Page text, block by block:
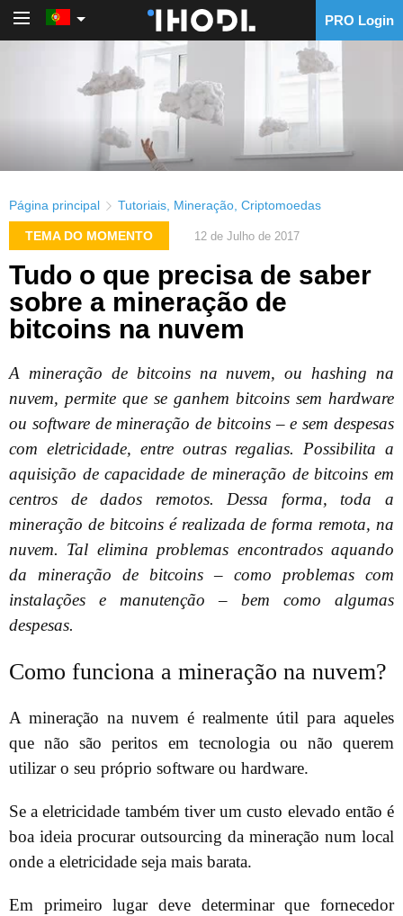
PRO Login
Página principal Tutoriais Mineração Criptomoedas
TEMA DO MOMENTO 12 de Julho de 2017
Tudo o que precisa de saber
sobre a mineração de
bitcoins na nuvem
A mineração de bitcoins na nuvem, ou hashing na
nuvem, permite que se ganhem bitcoins sem hardware
ou software de mineração de bitcoins – e sem despesas
com eletricidade, entre outras regalias. Possibilita a
aquisição de capacidade de mineração de bitcoins em
centros de dados remotos.
Dessa forma, toda a
mineração de bitcoins é realizada de forma remota, na
nuvem. Tal elimina problemas encontrados aquando
da mineração de bitcoins – como problemas com
instalações e manutenção – bem como algumas
despesas.
Como funciona a mineração na nuvem?
A mineração na nuvem é realmente útil para aqueles
que não são peritos em tecnologia ou não querem
utilizar o seu próprio software ou hardware.
Se a eletricidade também tiver um custo elevado então é
boa ideia procurar outsourcing da mineração num local
onde a eletricidade seja mais barata.
Em primeiro lugar deve determinar que fornecedor